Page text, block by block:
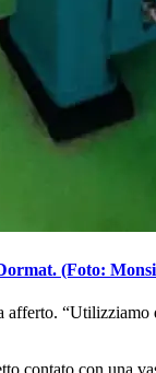
(Foto:
af­fer­to. “Utilizziamo
con­ta­to con una